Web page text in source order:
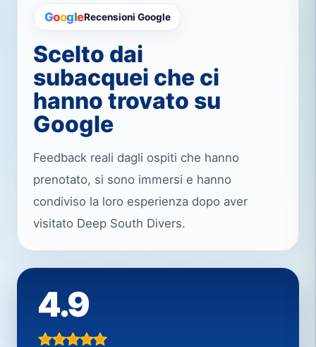
GoogleRecensioni Google
Scelto dai
subacquei che ci
hanno trovato su
Google
Feedback reali dagli ospiti che hanno
prenotato, si sono immersi e hanno
condiviso la loro esperienza dopo aver
visitato Deep South Divers.
4.9